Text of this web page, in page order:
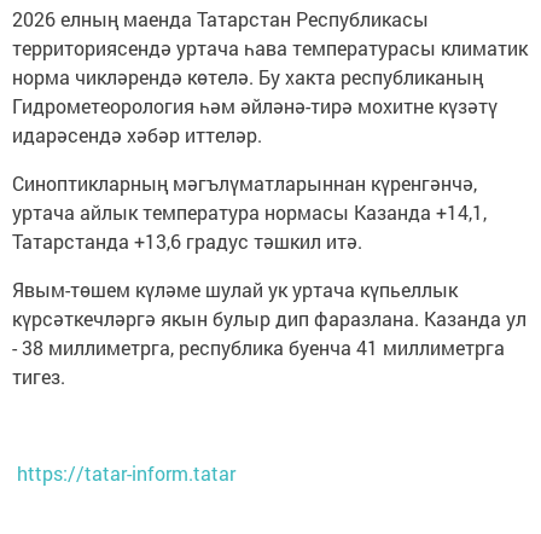
2026 елның маенда Татарстан Республикасы
территориясендә уртача һава температурасы климатик
норма чикләрендә көтелә. Бу хакта республиканың
Гидрометеорология һәм әйләнә-тирә мохитне күзәтү
идарәсендә хәбәр иттеләр.
Синоптикларның мәгълүматларыннан күренгәнчә,
уртача айлык температура нормасы Казанда +14,1,
Татарстанда +13,6 градус тәшкил итә.
Явым-төшем күләме шулай ук уртача күпьеллык
күрсәткечләргә якын булыр дип фаразлана. Казанда ул
- 38 миллиметрга, республика буенча 41 миллиметрга
тигез.
https://tatar-inform.tatar